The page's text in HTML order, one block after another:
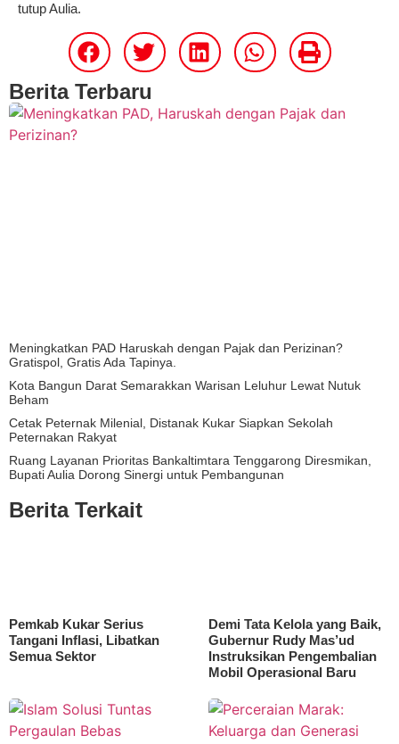
tutup Aulia.
Berita Terbaru
Meningkatkan PAD Haruskah dengan Pajak dan Perizinan?
Gratispol, Gratis Ada Tapinya.
Kota Bangun Darat Semarakkan Warisan Leluhur Lewat Nutuk
Beham
Cetak Peternak Milenial, Distanak Kukar Siapkan Sekolah
Peternakan Rakyat
Ruang Layanan Prioritas Bankaltimtara Tenggarong Diresmikan,
Bupati Aulia Dorong Sinergi untuk Pembangunan
Berita Terkait
Pemkab Kukar Serius
Tangani Inflasi, Libatkan
Semua Sektor
Demi Tata Kelola yang Baik,
Gubernur Rudy Mas’ud
Instruksikan Pengembalian
Mobil Operasional Baru